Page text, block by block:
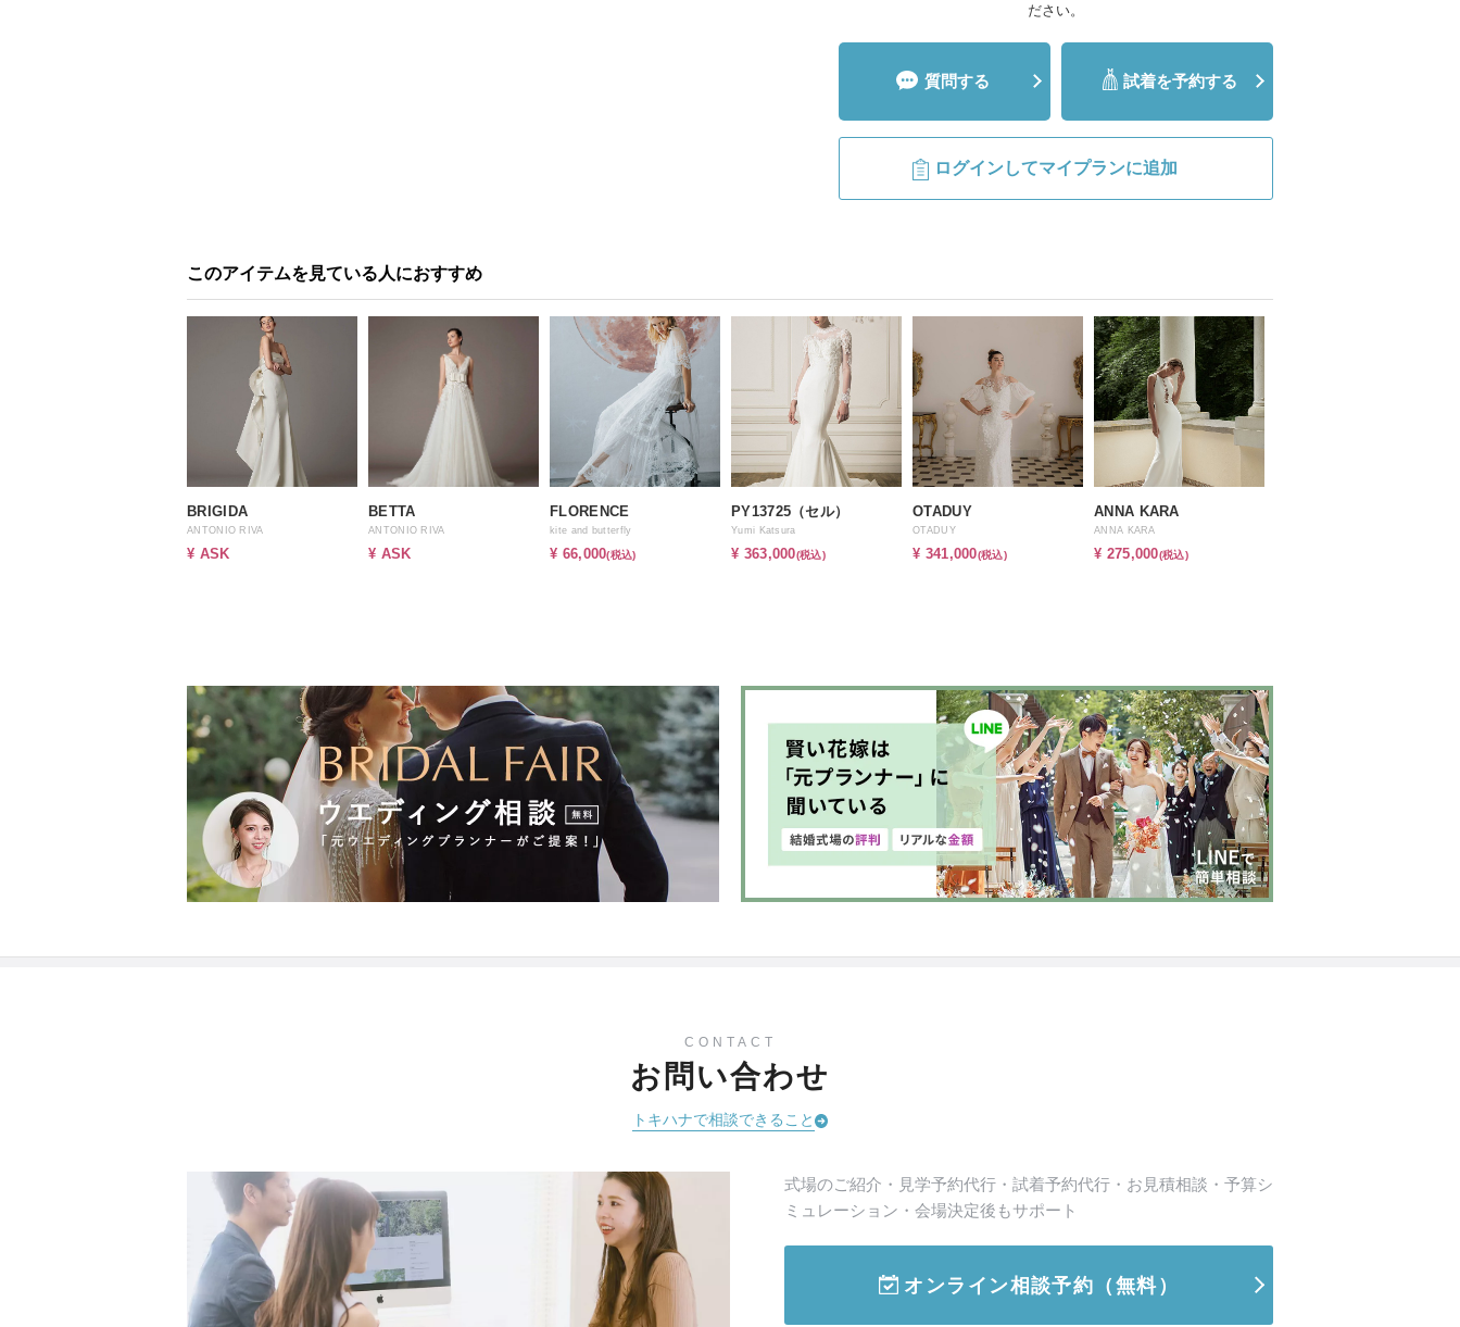
ださい。
質問する 試着を予約する
ログインしてマイプランに追加
このアイテムを見ている人におすすめ
BRIGIDA
ANTONIO RIVA
¥ ASK
BETTA
ANTONIO RIVA
¥ ASK
FLORENCE
kite and butterfly
¥ 66,000(税込)
PY13725（セル）
Yumi Katsura
¥ 363,000(税込)
OTADUY
OTADUY
¥ 341,000(税込)
ANNA KARA
ANNA KARA
¥ 275,000(税込)
CONTACT
お問い合わせ
トキハナで相談できること
式場のご紹介・見学予約代行・試着予約代行・お見積相談・予算シ
ミュレーション・会場決定後もサポート
オンライン相談予約 （無料）